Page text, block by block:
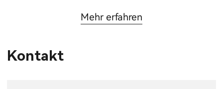
Mehr erfahren
Kontakt